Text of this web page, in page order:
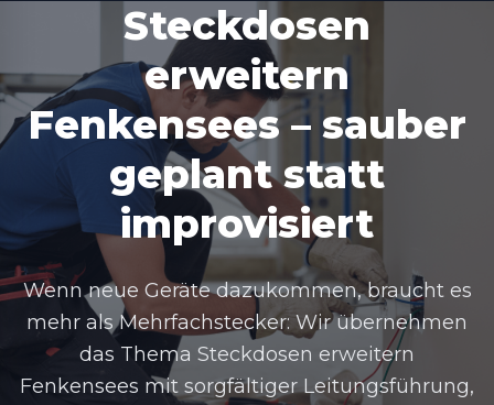
Steckdosen
erweitern
Fenkensees – sauber
geplant statt
improvisiert
Wenn neue Geräte dazukommen, braucht es
mehr als Mehrfachstecker: Wir übernehmen
das Thema Steckdosen erweitern
Fenkensees mit sorgfältiger Leitungsführung,